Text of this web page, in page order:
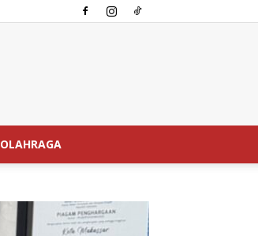
OLAHRAGA